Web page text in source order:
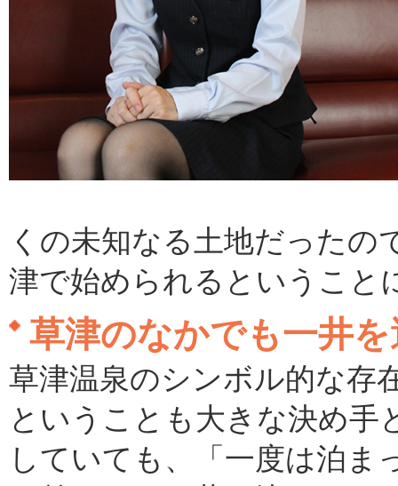
くの未知なる土地だったの
津で始められるということ
草津のなかでも一井
草津温泉のシンボル的な存
ということも大きな決め手
していても、「一度は泊ま